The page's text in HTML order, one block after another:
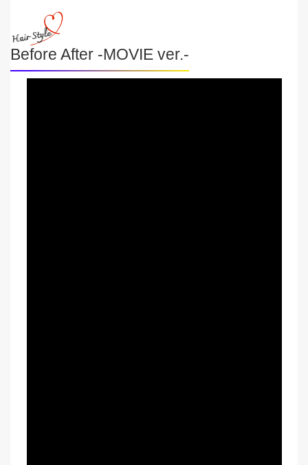
Before After -MOVIE ver.-